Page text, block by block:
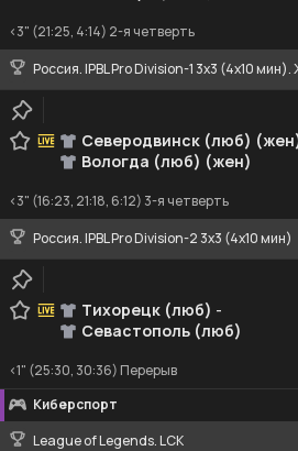
<3" (21:25, 4:14) 2-я четверть
Россия. IPBL Pro Division-1 3x3 (4x10
Северодвинск (люб)
Вологда (люб) (жен)
<3" (16:23, 21:18, 6:12) 3-я четверть
Россия. IPBL Pro Division-2 3x3 (4x10 мин)
Тихорецк (люб) -
Севастополь (люб)
<1" (25:30, 30:36) Перерыв
Киберспорт
League of Legends. LCK